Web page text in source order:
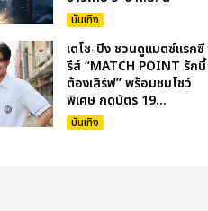
บันเทิง
เตโช-ปิง ชวนดูแมตซ์แรกซี
รีส์ “MATCH POINT รักนี้
ต้องเสิร์ฟ” พร้อมชมโชว์
พิเศษ กดบัตร 19...
บันเทิง